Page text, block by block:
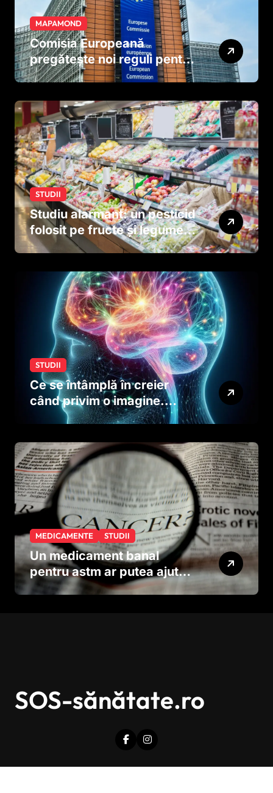
MAPAMOND
Comisia Europeană
pregătește noi reguli pentru
tutun și țigările electronice
STUDII
Studiu alarmant: un pesticid
folosit pe fructe și legume
ar putea afecta dezvoltarea
dinainte de naștere
STUDII
Ce se întâmplă în creier
când privim o imagine.
Studiul care explică rolul
MEDICAMENTE STUDII
Un medicament banal
pentru astm ar putea ajuta
în lupta împotriva
SOS-sănătate.ro